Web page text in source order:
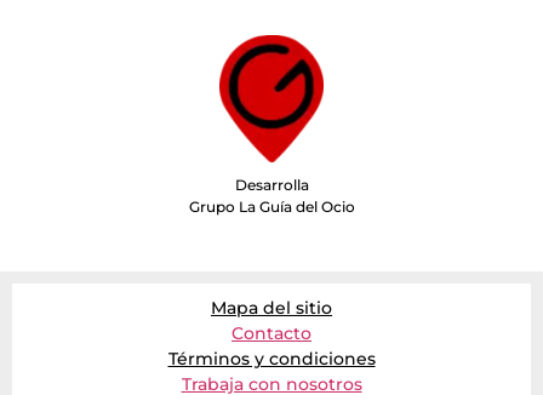
Desarrolla
Grupo La Guía del Ocio
Mapa del sitio
Contacto
Términos y condiciones
Trabaja con nosotros